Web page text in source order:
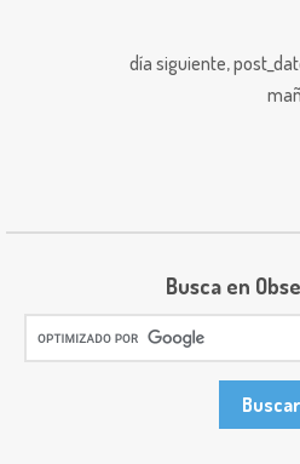
día siguiente,
Busca en